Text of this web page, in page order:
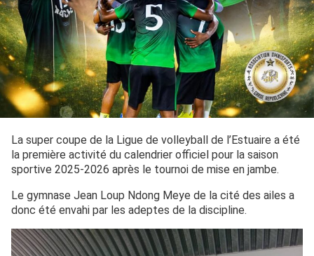
La super coupe de la Ligue de volleyball de l’Estuaire a été
la première activité du calendrier officiel pour la saison
sportive 2025-2026 après le tournoi de mise en jambe.
Le gymnase Jean Loup Ndong Meye de la cité des ailes a
donc été envahi par les adeptes de la discipline.